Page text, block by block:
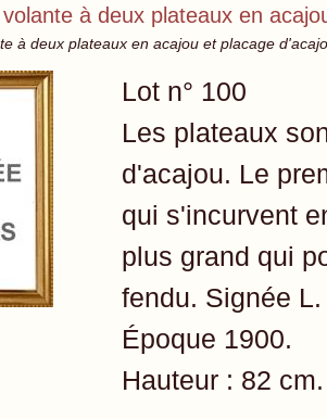
à deux plateaux en
à deux plateaux en acajou et placage
Lot n° 100
Les plateaux
d'acajou. Le
qui s'incurvent
plus grand qui
fendu. Signée
Époque 1900.
Hauteur : 82